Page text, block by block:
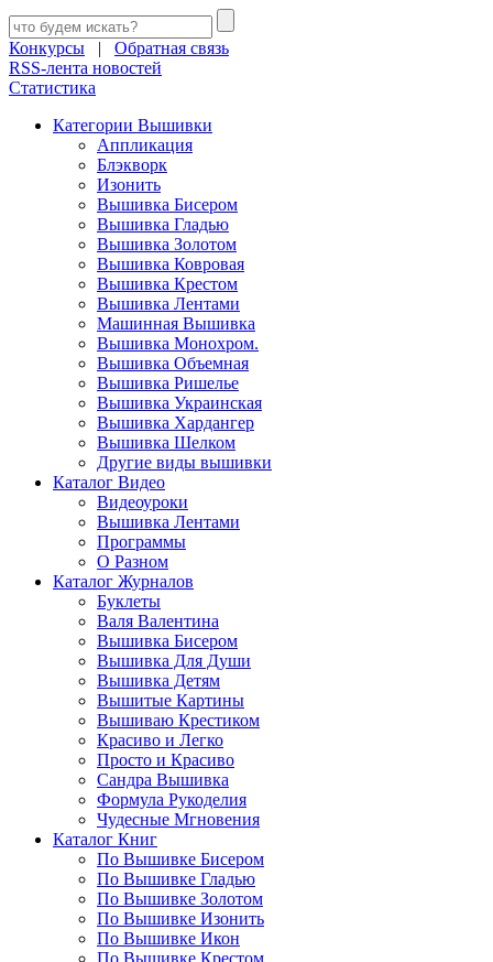
Конкурсы | Обратная связь
RSS-лента новостей
Статистика
Категории Вышивки
Аппликация
Блэкворк
Изонить
Вышивка Бисером
Вышивка Гладью
Вышивка Золотом
Вышивка Ковровая
Вышивка Крестом
Вышивка Лентами
Машинная Вышивка
Вышивка Монохром.
Вышивка Объемная
Вышивка Ришелье
Вышивка Украинская
Вышивка Хардангер
Вышивка Шелком
Другие виды вышивки
Каталог Видео
Видеоуроки
Вышивка Лентами
Программы
О Разном
Каталог Журналов
Буклеты
Валя Валентина
Вышивка Бисером
Вышивка Для Души
Вышивка Детям
Вышитые Картины
Вышиваю Крестиком
Красиво и Легко
Просто и Красиво
Сандра Вышивка
Формула Рукоделия
Чудесные Мгновения
Каталог Книг
По Вышивке Бисером
По Вышивке Гладью
По Вышивке Золотом
По Вышивке Изонить
По Вышивке Икон
По Вышивке Крестом